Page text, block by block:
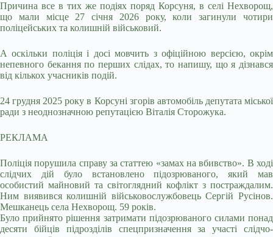
Причина все в тих же подіях поряд Корсуня, в селі Нехворощ,
що мали місце 27 січня 2026 року, коли загинули чотири
поліцейських та колишній військовий.
А оскільки поліція і досі мовчить з офіційною версією, окрім
непевного бекання по перших слідах, то напишу, що я дізнався
від кількох учасників подій.
24 грудня 2025 року в Корсуні згорів автомобіль депутата міської
ради з неоднозначною репутацією Віталія Сторожука.
РЕКЛАМА
Поліція порушила справу за статтею «замах на вбивство». В ході
слідчих дій було встановлено підозрюваного, який мав
особистий майновий та світоглядний кофлікт з постраждалим.
Ним виявився колишній військовослужбовець Сергій Русінов.
Мешканець села Нехворощ. 59 років.
Було прийнято рішення затримати підозрюваного силами понад
десяти бійців підрозділів спецпризначення за участі слідчо-